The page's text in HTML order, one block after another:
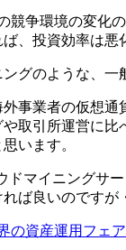
競争環境の変化
、投資効率は悪
グのような、
事業者の仮想
取引所運営に
います。
ドマイニングサ
ば良いのですが
の資産運用フェア